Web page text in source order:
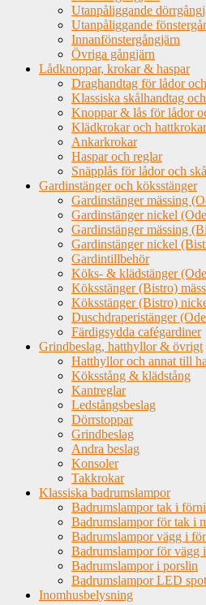
Utanpåliggande
Utanpåliggande
Innanfönstergångjärn
Övriga gångjärn
Lådknoppar, krokar & haspar
Draghandtag för lådor
Klassiska skålhandtag
Knoppar & lås för lådor
Klädkrokar och hattkrokar
Ankarkrokar
Haspar och reglar
Snäpplås för lådor och
Gardinstänger och köksstänger
Gardinstänger mässing
Gardinstänger nickel
Gardinstänger mässing
Gardinstänger nickel
Gardintillbehör
Köks- & klädstänger
Köksstänger (Bistro)
Köksstänger (Bistro)
Duschdraperistänger
Färdigsydda cafégardiner
Grindbeslag, hatthyllor & övrigt
Hatthyllor och annat till
Köksstång & klädstång
Kantreglar
Ledstångsbeslag
Dörrstoppar
Grindbeslag
Andra beslag
Konsoler
Takkrokar
Klassiska badrumslampor
Badrumslampor tak i
Badrumslampor för tak i
Badrumslampor vägg i
Badrumslampor för vägg
Badrumslampor i porslin
Badrumslampor LED
Inomhusbelysning